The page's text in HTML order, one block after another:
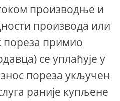
производње и
производа или
пореза примио
се уплаћује у
пореза укључен
раније купљене